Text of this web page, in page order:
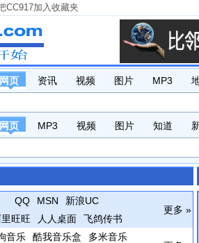
CC917加入收藏夹
网页 资讯 视频 图片 MP3
网页 MP3 视频 图片 知道
QQ MSN
新浪UC
里旺旺
人人桌面 飞鸽传书
更多 »
音乐 酷我音乐盒
多米音乐